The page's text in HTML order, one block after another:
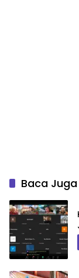
Baca Juga